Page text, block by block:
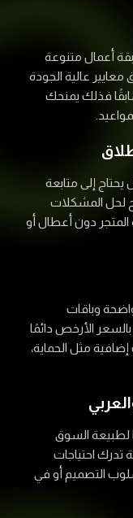
أعمال متنوعة
عالية الجودة
فذلك يمنحك
يحتاج إلى متابعة
لحل المشكلات
المتجر دون أعطال أو
وباقات
الأرخص دائمًا
مثل الحماية،
لطبيعة السوق
احتياجات
التصميم أو في